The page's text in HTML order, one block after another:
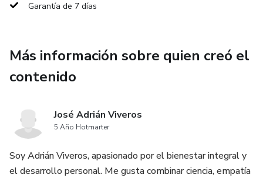
✅ Claves para construir hábitos sostenibles sin caer en el
✅ Una nueva forma de relacionarte con la comida desde el
placer y no desde la culpa.
solo aprender a confiar en ti mismo.
Con este libro descubrirás que la verdadera salud se logra
con equilibrio, libertad y bienestar duradero.
Garantía de 7 días
Más información sobre quien creó el
contenido
José Adrián Viveros
5 Año Hotmarter
Soy Adrián Viveros, apasionado por el bienestar integral y
el desarrollo personal. Me gusta combinar ciencia, empatía